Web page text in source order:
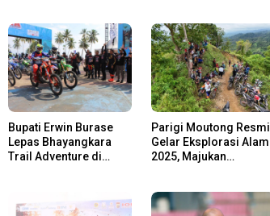
Bupati Erwin Burase
Lepas Bhayangkara
Trail Adventure di
Parigi Moutong Resmi
Gelar Eksplorasi Alam
2025, Majukan